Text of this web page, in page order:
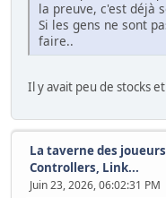
la preuve, c'est déjà
Si les gens ne sont
faire..
Il y avait peu de stocks
La taverne des joueurs
Controllers, Link...
Juin 23, 2026, 06:02:31 PM